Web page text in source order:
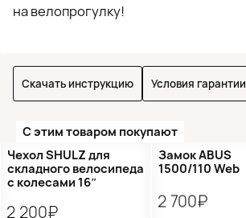
на велопрогулку!
Скачать инструкцию Условия гарантии
С этим товаром покупают
Чехол SHULZ для
складного велосипеда
с колесами 16″
2 200₽
Замок ABUS
1500/110 Web
2 700₽